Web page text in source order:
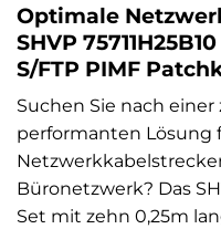
Optimale
SHVP
S/FTP PIMF
Suchen Sie nach
performanten Lösung
Büronetzwerk? Das
Set mit zehn 0,25m